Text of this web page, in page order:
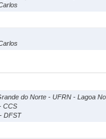
do Norte - UFRN - Lagoa
CCS
DFST